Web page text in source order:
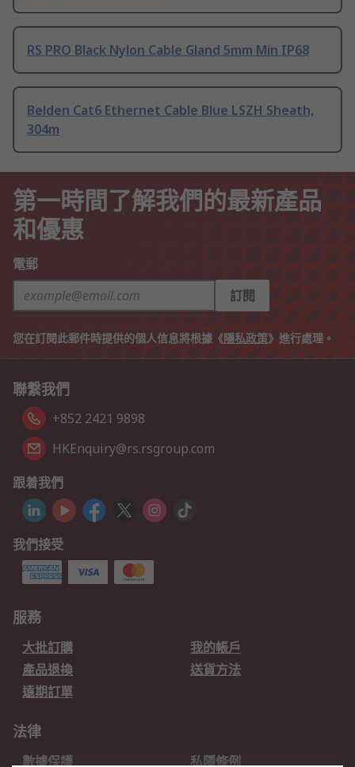
RS PRO Black Nylon Cable Gland 5mm Min IP68
Belden Cat6 Ethernet Cable Blue LSZH Sheath,
304m
第一時間了解我們的最新產品
和優惠
電郵
訂閱
您在訂閱此郵件時提供的個人信息將根據《隱私政策》進行處理。
聯繫我們
+852 2421 9898
HKEnquiry@rs.rsgroup.com
跟着我們
我們接受
服務
大批訂購
我的帳戶
產品退換
送貨方法
遠期訂單
法律
數據保護 私隱條例